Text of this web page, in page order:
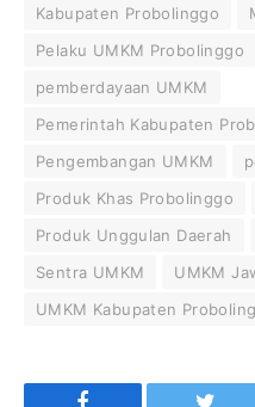
Kabupaten Probolinggo
Pelaku UMKM Probolinggo
pemberdayaan UMKM
Pemerintah Kabupaten
Pengembangan UMKM
Produk Khas Probolinggo
Produk Unggulan Daerah
Sentra UMKM
UMKM
UMKM Kabupaten